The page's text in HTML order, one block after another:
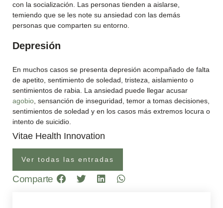
con la socialización. Las personas tienden a aislarse,
temiendo que se les note su ansiedad con las demás
personas que comparten su entorno.
Depresión
En muchos casos se presenta depresión acompañado de falta
de apetito, sentimiento de soledad, tristeza, aislamiento o
sentimientos de rabia. La ansiedad puede llegar acusar
agobio , sensanción de inseguridad, temor a tomas decisiones,
sentimientos de soledad y en los casos más extremos locura o
intento de suicidio.
Vitae Health Innovation
Ver todas las entradas
Comparte